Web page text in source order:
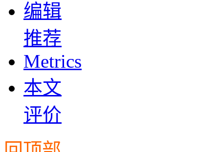
编辑
推荐
Metrics
本文
评价